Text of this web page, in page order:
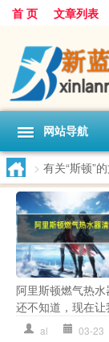
首 页 文章列表
网站导航
> 有关“斯顿”
阿里斯顿燃气热
还不知道，现在
al 03-23